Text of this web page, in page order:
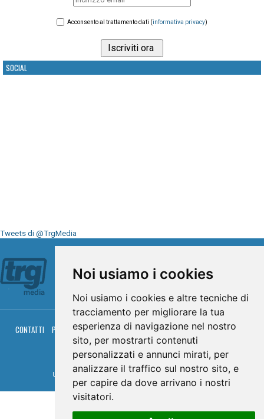
Noi usiamo i cookies
Noi usiamo i cookies e altre tecniche di
tracciamento per migliorare la tua
esperienza di navigazione nel nostro
sito, per mostrarti contenuti
personalizzati e annunci mirati, per
analizzare il traffico sul nostro sito, e
per capire da dove arrivano i nostri
visitatori.
Acconsento al trattamento dati (informativa privacy)
SOCIAL
Tweets di @TrgMedia
CONTATTI PRIVACY COOKIES PALINSESTO DIRETTA TV
DIRETTA RADIO
RGM HITRADIO
© TRG Media 2005-2026
Umbria Televisioni s.r.l. - P.I.00496230541 - www.trgmedia.it - Powered by